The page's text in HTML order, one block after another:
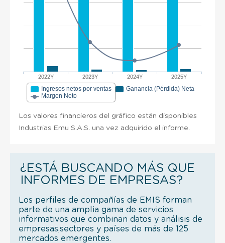
2022Y 2023Y 2024Y 2025Y
Ingresos netos por ventas
Ganancia (Pérdida) Neta
Margen Neto
Los valores financieros del gráfico están disponibles
Industrias Emu S.A.S. una vez adquirido el informe.
¿ESTÁ BUSCANDO MÁS QUE
INFORMES DE EMPRESAS?
Los perfiles de compañías de EMIS forman
parte de una amplia gama de servicios
informativos que combinan datos y análisis de
empresas,sectores y países de más de 125
mercados emergentes.